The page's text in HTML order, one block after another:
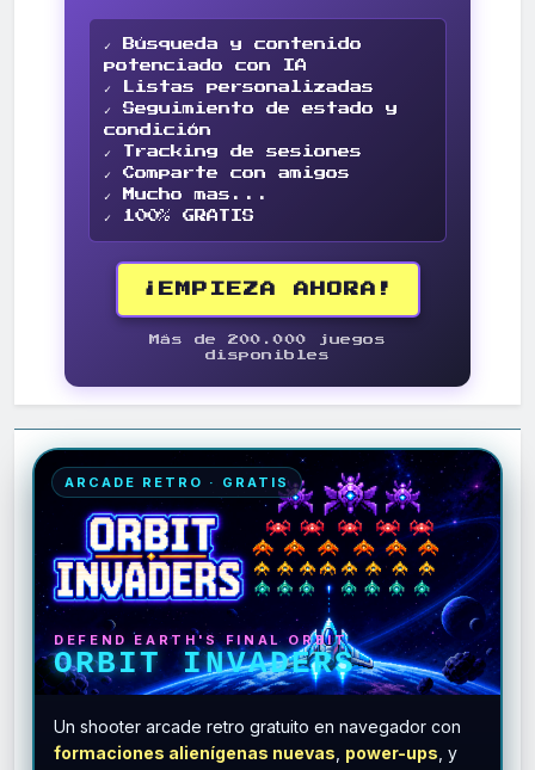
✓ Búsqueda y contenido
potenciado con IA
✓ Listas personalizadas
✓ Seguimiento de estado y
condición
✓ Tracking de sesiones
✓ Comparte con amigos
✓ Mucho mas...
✓ 100% GRATIS
¡EMPIEZA AHORA!
Más de 200.000 juegos
disponibles
ARCADE RETRO · GRATIS
DEFEND EARTH'S FINAL ORBIT
ORBIT INVADERS
Un shooter arcade retro gratuito en navegador con
formaciones alienígenas nuevas power-ups , y